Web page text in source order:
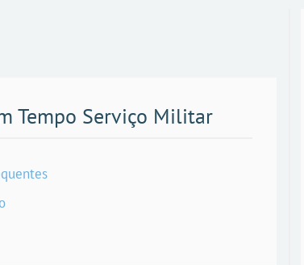
Tempo Serviço Militar